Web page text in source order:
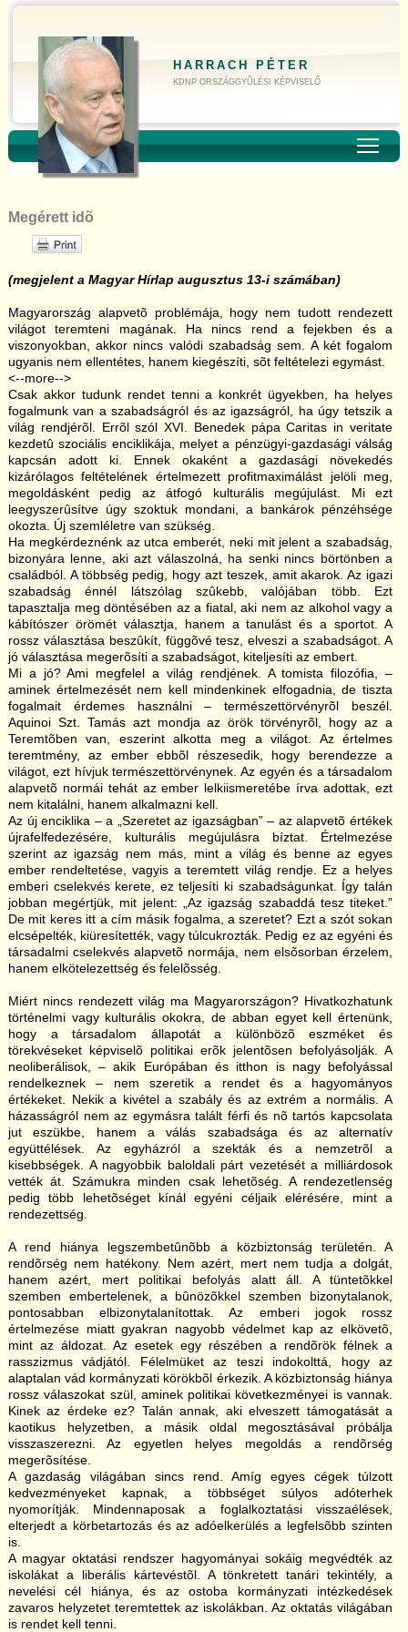
HARRACH PÉTER
KDNP ORSZÁGGYŰLÉSI KÉPVISELŐ
Megérett idõ
(megjelent a Magyar Hírlap augusztus 13-i számában)
Magyarország alapvetõ problémája, hogy nem tudott rendezett
világot teremteni magának. Ha nincs rend a fejekben és a
viszonyokban, akkor nincs valódi szabadság sem. A két fogalom
ugyanis nem ellentétes, hanem kiegészíti, sõt feltételezi egymást.
<--more-->
Csak akkor tudunk rendet tenni a konkrét ügyekben, ha helyes
fogalmunk van a szabadságról és az igazságról, ha úgy tetszik a
világ rendjérõl. Errõl szól XVI. Benedek pápa Caritas in veritate
kezdetû szociális enciklikája, melyet a pénzügyi-gazdasági válság
kapcsán adott ki. Ennek okaként a gazdasági növekedés
kizárólagos feltételének értelmezett profitmaximálást jelöli meg,
megoldásként pedig az átfogó kulturális megújulást. Mi ezt
leegyszerûsítve úgy szoktuk mondani, a bankárok pénzéhsége
okozta. Új szemléletre van szükség.
Ha megkérdeznénk az utca emberét, neki mit jelent a szabadság,
bizonyára lenne, aki azt válaszolná, ha senki nincs börtönben a
családból. A többség pedig, hogy azt teszek, amit akarok. Az igazi
szabadság énnél látszólag szûkebb, valójában több. Ezt
tapasztalja meg döntésében az a fiatal, aki nem az alkohol vagy a
kábítószer örömét választja, hanem a tanulást és a sportot. A
rossz választása beszûkít, függõvé tesz, elveszi a szabadságot. A
jó választása megerõsíti a szabadságot, kiteljesíti az embert.
Mi a jó? Ami megfelel a világ rendjének. A tomista filozófia, –
aminek értelmezését nem kell mindenkinek elfogadnia, de tiszta
fogalmait érdemes használni – természettörvényrõl beszél.
Aquinoi Szt. Tamás azt mondja az örök törvényrõl, hogy az a
Teremtõben van, eszerint alkotta meg a világot. Az értelmes
teremtmény, az ember ebbõl részesedik, hogy berendezze a
világot, ezt hívjuk természettörvénynek. Az egyén és a társadalom
alapvetõ normái tehát az ember lelkiismeretébe írva adottak, ezt
nem kitalálni, hanem alkalmazni kell.
Az új enciklika – a „Szeretet az igazságban” – az alapvetõ értékek
újrafelfedezésére, kulturális megújulásra bíztat. Értelmezése
szerint az igazság nem más, mint a világ és benne az egyes
ember rendeltetése, vagyis a teremtett világ rendje. Ez a helyes
emberi cselekvés kerete, ez teljesíti ki szabadságunkat. Így talán
jobban megértjük, mit jelent: „Az igazság szabaddá tesz titeket.”
De mit keres itt a cím másik fogalma, a szeretet? Ezt a szót sokan
elcsépelték, kiüresítették, vagy túlcukrozták. Pedig ez az egyéni és
társadalmi cselekvés alapvetõ normája, nem elsõsorban érzelem,
hanem elkötelezettség és felelõsség.
Miért nincs rendezett világ ma Magyarországon? Hivatkozhatunk
történelmi vagy kulturális okokra, de abban egyet kell értenünk,
hogy a társadalom állapotát a különbözõ eszméket és
törekvéseket képviselõ politikai erõk jelentõsen befolyásolják. A
neoliberálisok, – akik Európában és itthon is nagy befolyással
rendelkeznek – nem szeretik a rendet és a hagyományos
értékeket. Nekik a kivétel a szabály és az extrém a normális. A
házasságról nem az egymásra talált férfi és nõ tartós kapcsolata
jut eszükbe, hanem a válás szabadsága és az alternatív
együttélések. Az egyházról a szekták és a nemzetrõl a
kisebbségek. A nagyobbik baloldali párt vezetését a milliárdosok
vették át. Számukra minden csak lehetõség. A rendezetlenség
pedig több lehetõséget kínál egyéni céljaik elérésére, mint a
rendezettség.
A rend hiánya legszembetûnõbb a közbiztonság területén. A
rendõrség nem hatékony. Nem azért, mert nem tudja a dolgát,
hanem azért, mert politikai befolyás alatt áll. A tüntetõkkel
szemben embertelenek, a bûnözõkkel szemben bizonytalanok,
pontosabban elbizonytalanítottak. Az emberi jogok rossz
értelmezése miatt gyakran nagyobb védelmet kap az elkövetõ,
mint az áldozat. Az esetek egy részében a rendõrök félnek a
rasszizmus vádjától. Félelmüket az teszi indokolttá, hogy az
alaptalan vád kormányzati körökbõl érkezik. A közbiztonság hiánya
rossz válaszokat szül, aminek politikai következményei is vannak.
Kinek az érdeke ez? Talán annak, aki elveszett támogatását a
kaotikus helyzetben, a másik oldal megosztásával próbálja
visszaszerezni. Az egyetlen helyes megoldás a rendõrség
megerõsítése.
A gazdaság világában sincs rend. Amíg egyes cégek túlzott
kedvezményeket kapnak, a többséget súlyos adóterhek
nyomorítják. Mindennaposak a foglalkoztatási visszaélések,
elterjedt a körbetartozás és az adóelkerülés a legfelsõbb szinten
is.
A magyar oktatási rendszer hagyományai sokáig megvédték az
iskolákat a liberális kártevéstõl. A tönkretett tanári tekintély, a
nevelési cél hiánya, és az ostoba kormányzati intézkedések
zavaros helyzetet teremtettek az iskolákban. Az oktatás világában
is rendet kell tenni.